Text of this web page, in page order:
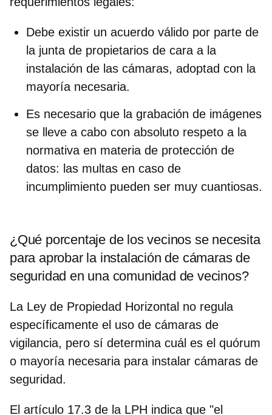
Debe existir un acuerdo válido por parte de
la junta de propietarios de cara a la
instalación de las cámaras, adoptad con la
mayoría necesaria.
Es necesario que la grabación de imágenes
se lleve a cabo con absoluto respeto a la
normativa en materia de protección de
datos: las multas en caso de
incumplimiento pueden ser muy cuantiosas.
¿Qué porcentaje de los vecinos se necesita
para aprobar la instalación de cámaras de
seguridad en una comunidad de vecinos?
La Ley de Propiedad Horizontal no regula
específicamente el uso de cámaras de
vigilancia, pero sí determina cuál es el quórum
o mayoría necesaria para instalar cámaras de
seguridad.
El artículo 17.3 de la LPH indica que "el